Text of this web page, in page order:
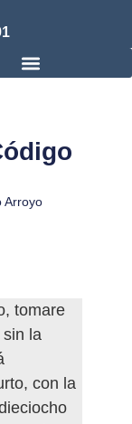
Arroyo
tomare
sin la
con la